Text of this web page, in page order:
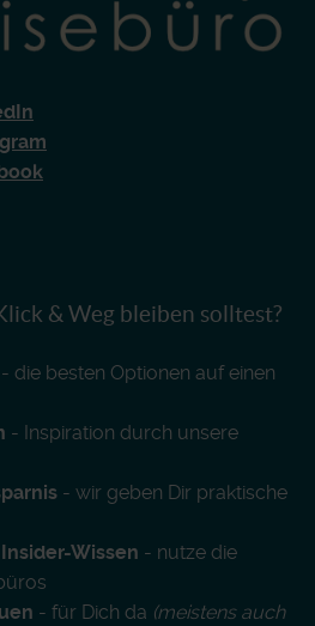
& Weg bleiben solltest?
- die besten Optionen auf einen
- Inspiration durch unsere
- wir geben Dir praktische
Wissen - nutze die
- für Dich da (meistens auch